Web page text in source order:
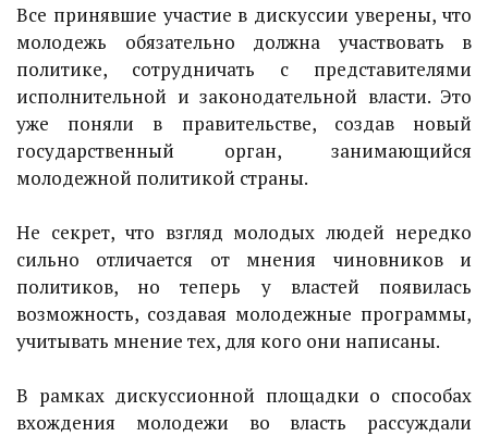
Все принявшие участие в дискуссии уверены, что
молодежь обязательно должна участвовать в
политике, сотрудничать с представителями
исполнительной и законодательной власти. Это
уже поняли в правительстве, создав новый
государственный орган, занимающийся
молодежной политикой страны.
Не секрет, что взгляд молодых людей нередко
сильно отличается от мнения чиновников и
политиков, но теперь у властей появилась
возможность, создавая молодежные программы,
учитывать мнение тех, для кого они написаны.
В рамках дискуссионной площадки о способах
вхождения молодежи во власть рассуждали